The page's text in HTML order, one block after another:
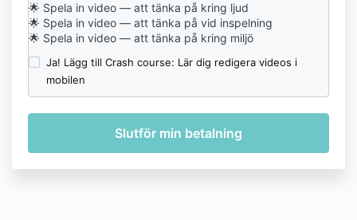
🌟 Spela in video — att tänka på kring ljud
🌟 Spela in video — att tänka på vid inspelning
🌟 Spela in video — att tänka på kring miljö
Ja! Lägg till Crash course: Lär dig redigera videos i
mobilen